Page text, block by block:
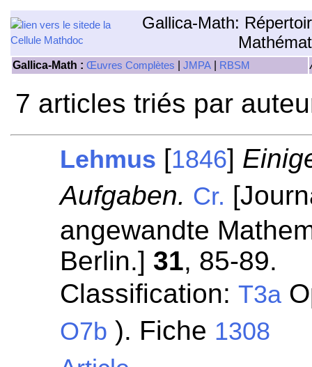
Gallica-Math:
Gallica-Math : Œuvres Complètes JMPA RBSM
7 articles triés par
Lehmus [1846]
Aufgaben. Cr.
angewandte
Berlin.] 31, 85-89.
Classification:T3a
O7b ). Fiche 1308